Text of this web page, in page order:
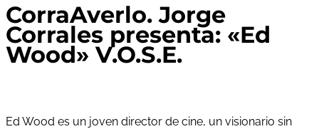
CorraAverlo. Jorge
Corrales presenta: «Ed
Wood» V.O.S.E.
Ed Wood es un joven director de cine, un visionario sin